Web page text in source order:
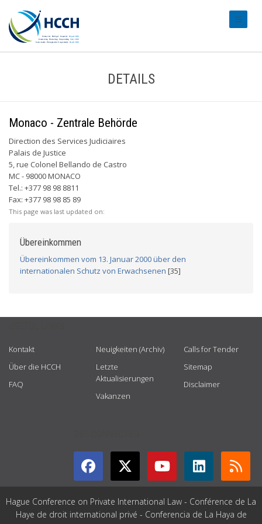
DETAILS
Monaco - Zentrale Behörde
Direction des Services Judiciaires
Palais de Justice
5, rue Colonel Bellando de Castro
MC - 98000 MONACO
Tel.: +377 98 98 8811
Fax: +377 98 98 85 89
This page was last updated on:
Übereinkommen
Übereinkommen vom 13. Januar 2000 über den
internationalen Schutz von Erwachsenen [35]
Kontakt
Über die HCCH
FAQ
Neuigkeiten (Archiv)
Letzte
Aktualisierungen
Vakanzen
Calls for Tender
Sitemap
Disclaimer
Hague Conference on Private International Law - Conférence de La
Haye de droit international privé - Conferencia de La Haya de